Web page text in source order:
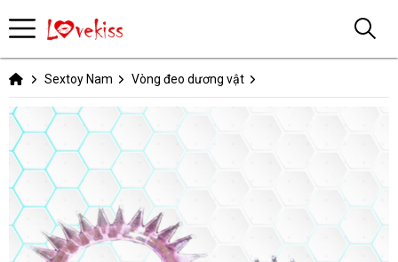
Sextoy Nam Vòng đeo dương vật